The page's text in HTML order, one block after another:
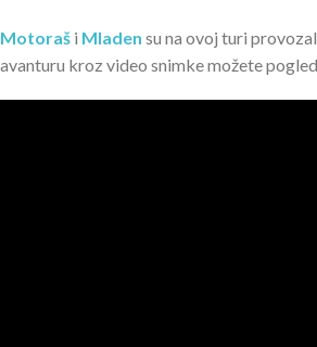
Motoraš i Mladen su na ovoj turi
avanturu kroz video snimke možete